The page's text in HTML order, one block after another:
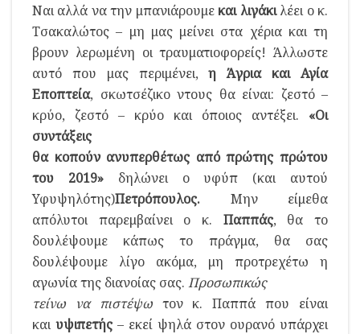
Ναι αλλά να την μπανιάρουμε και λιγάκιλέει ο κ.
Τσακαλώτος – μη μας μείνει στα χέρια και τη
βρουν λερωμένη οι τραυματιοφορείς! Άλλωστε
αυτό που μας περιμένει,η Άγρια και Αγία
Εποπτεία, σκωτσέζικο ντους θα είναι: ζεστό –
κρύο, ζεστό – κρύο και όποιος αντέξει. «Οι
συντάξεις
θα κοπούν ανυπερθέτως από πρώτης πρώτου
του 2019»δηλώνει ο υφύπ (και αυτού
Υφυψηλότης)Πετρόπουλος. Μην είμεθα
απόλυτοι παρεμβαίνει ο κ. Παππάς, θα το
δουλέψουμε κάπως το πράγμα, θα σας
δουλέψουμε λίγο ακόμα, μη προτρεχέτω η
αγωνία της διανοίας σας. Προσωπικώς
τείνω να πιστέψωτον κ. Παππά που είναι
και υψιπετής – εκεί ψηλά στον ουρανό υπάρχει